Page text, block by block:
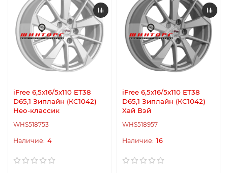
iFree 6,5x16/5x110 ET38
D65,1 Зиплайн (КС1042)
Нео-классик
WHS518753
4
iFree 6,5x16/5x110 ET38
D65,1 Зиплайн (КС1042)
Хай Вэй
WHS518957
16